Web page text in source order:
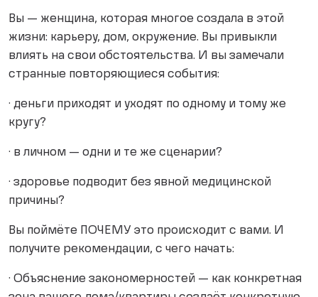
Вы — женщина, которая многое создала в этой
жизни: карьеру, дом, окружение. Вы привыкли
влиять на свои обстоятельства. И вы замечали
странные повторяющиеся события:
· деньги приходят и уходят по одному и тому же
кругу?
· в личном — одни и те же сценарии?
· здоровье подводит без явной медицинской
причины?
Вы поймёте ПОЧЕМУ это происходит с вами. И
получите рекомендации, с чего начать:
· Объяснение закономерностей — как конкретная